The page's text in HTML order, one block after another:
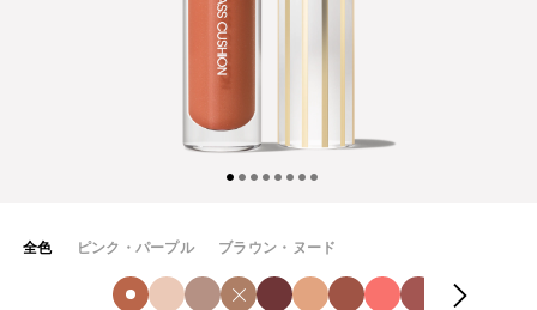
全色 ピンク・パープル ブラウン・ヌード